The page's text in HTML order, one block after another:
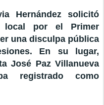
Hernández solicitó
local por el Primer
una disculpa pública
En su lugar,
José Paz Villanueva
registrado como